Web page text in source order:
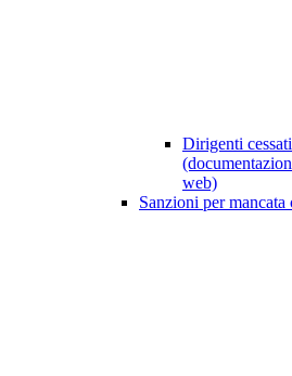
Dirigenti
web)
Sanzioni per